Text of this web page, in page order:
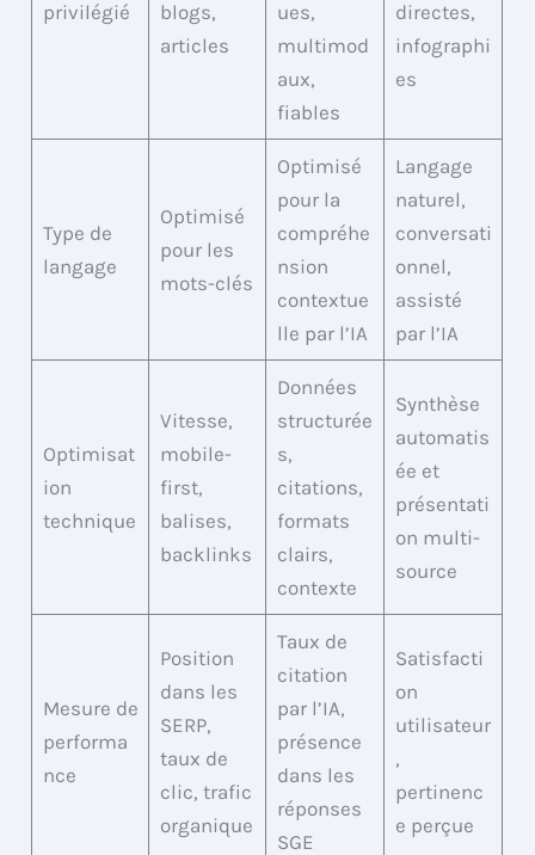
privilégié
blogs,
articles
ues,
multimod
aux,
fiables
directes,
infographi
es
Type de
langage
Optimisé
pour les
mots-clés
Optimisé
pour la
compréhe
nsion
contextue
lle par l’IA
Langage
naturel,
conversati
onnel,
assisté
par l’IA
Optimisat
ion
technique
Vitesse,
mobile-
first,
balises,
backlinks
Données
structurée
s,
citations,
formats
clairs,
contexte
Synthèse
automatis
ée et
présentati
on multi-
source
Mesure de
performa
nce
Position
dans les
SERP,
taux de
clic, trafic
organique
Taux de
citation
par l’IA,
présence
dans les
réponses
SGE
Satisfacti
on
utilisateur
,
pertinenc
e perçue